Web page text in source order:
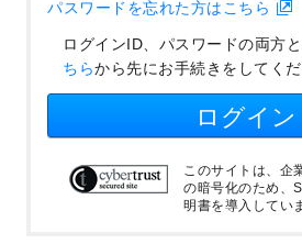
パスワードを忘れた方はこちら
ログインID、パスワードの両方と
ちらから先にお手続きをしてくだ
ログイン
このサイトは、企
の暗号化のため、
明書を導入してい